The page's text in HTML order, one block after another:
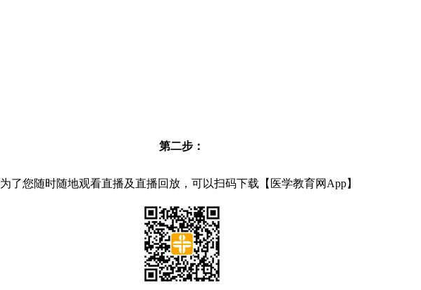
第二步：
为了您随时随地观看直播及直播回放，可以扫码下载【医学教育网App】